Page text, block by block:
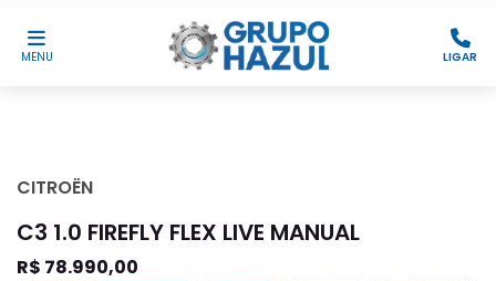
MENU LIGAR
CITROËN
C3 1.0 FIREFLY FLEX LIVE MANUAL
R$ 78.990,00